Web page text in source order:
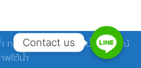
ทริปดำน้ำ อุปกรณ์ดำน้ำ อุปกรณ์
พใต้น้ำ
Contact us